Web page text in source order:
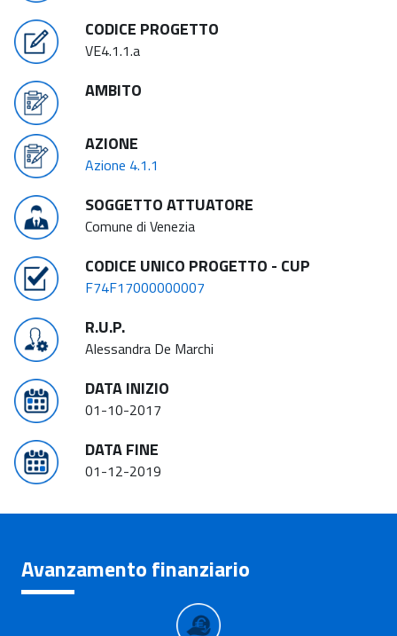
CODICE PROGETTO
VE4.1.1.a
AMBITO
AZIONE
Azione 4.1.1
SOGGETTO ATTUATORE
Comune di Venezia
CODICE UNICO PROGETTO - CUP
F74F17000000007
R.U.P.
Alessandra De Marchi
DATA INIZIO
01-10-2017
DATA FINE
01-12-2019
Avanzamento finanziario